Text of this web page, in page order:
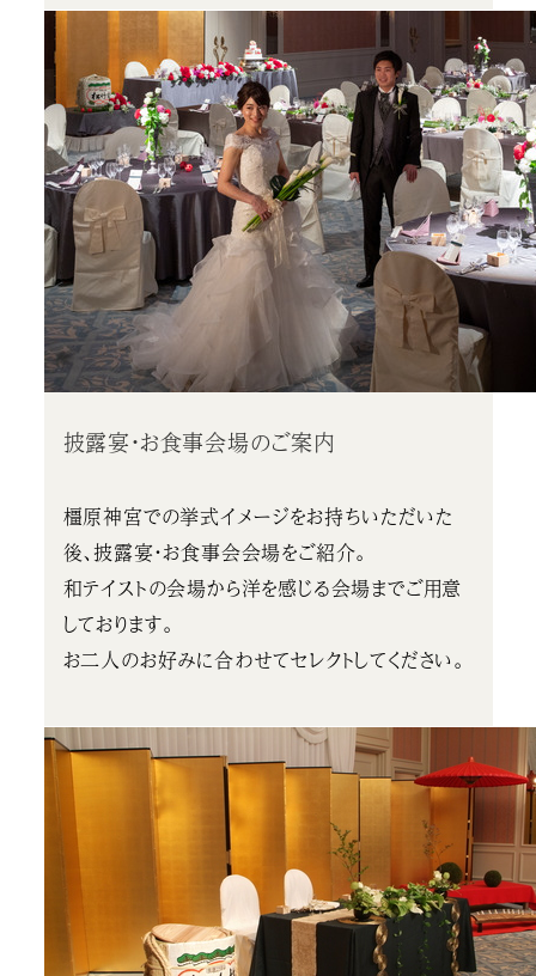
披露宴・お食事会場のご案内
橿原神宮での挙式イメージをお持ちいただいた
後、披露宴・お食事会会場をご紹介。
和テイストの会場から洋を感じる会場までご用意
しております。
お二人のお好みに合わせてセレクトしてください。